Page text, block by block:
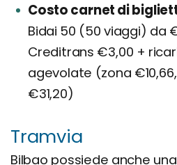
Costo carnet di
Bidai 50 (50 viaggi) da
Creditrans €3,00 +
agevolate (zona €10,66,
€31,20)
Tramvia
Bilbao possiede anche